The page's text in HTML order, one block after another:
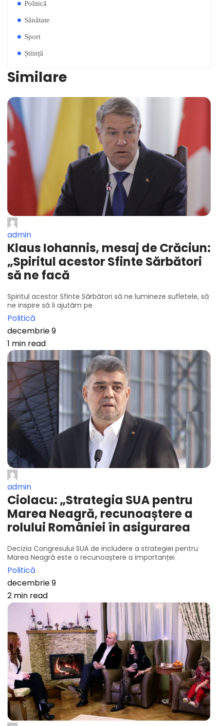
Politică
Sănătate
Sport
Știință
Similare
admin
Klaus Iohannis, mesaj de Crăciun:
„Spiritul acestor Sfinte Sărbători
să ne facă
Spiritul acestor Sfinte Sărbători să ne lumineze sufletele, să
ne inspire să îi ajutăm pe
Politică
decembrie 9
1 min read
admin
Ciolacu: „Strategia SUA pentru
Marea Neagră, recunoaștere a
rolului României în asigurarea
Decizia Congresului SUA de includere a strategiei pentru
Marea Neagră este o recunoaștere a importanței
Politică
decembrie 9
2 min read